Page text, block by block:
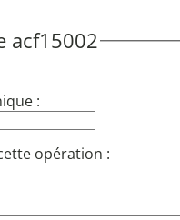
acf15002
:
opération :